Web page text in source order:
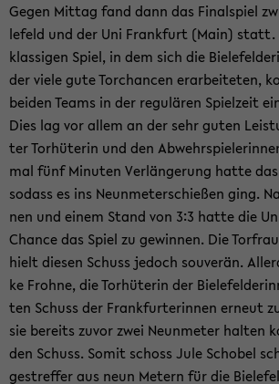
Gegen Mit­tag fand dann das Fi­nal­spiel
le­feld und der Uni Frank­furt (Main)
klas­si­gen Spiel, in dem sich die
der viele gute Tor­chan­cen er­ar­bei­te­ten,
bei­den Teams in der re­gu­lä­ren Spiel­zeit
Dies lag vor allem an der sehr guten
ter Tor­hü­te­rin und den
mal fünf Mi­nu­ten Ver­län­ge­rung hatte
so­dass es ins Neun­me­ter­schie­ßen ging.
nen und einem Stand von 3:3 hatte die
Chan­ce das Spiel zu ge­win­nen. Die
hielt die­sen Schuss je­doch sou­ve­rän.
ke Froh­ne, die Tor­hü­te­rin der
ten Schuss der Frank­fur­te­rin­nen er­neut
sie be­reits zuvor zwei Neun­me­ter hal­ten
den Schuss. Somit schoss Jule Scho­bel
ges­tref­fer aus neun Me­tern für die